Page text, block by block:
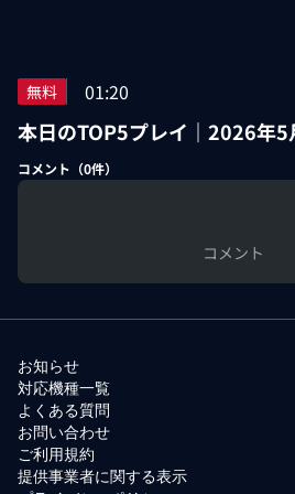
無料 01:20
本日のTOP5プレイ｜2026年5
コメント（0件）
コメント
お知らせ
対応機種一覧
よくある質問
お問い合わせ
ご利用規約
提供事業者に関する表示